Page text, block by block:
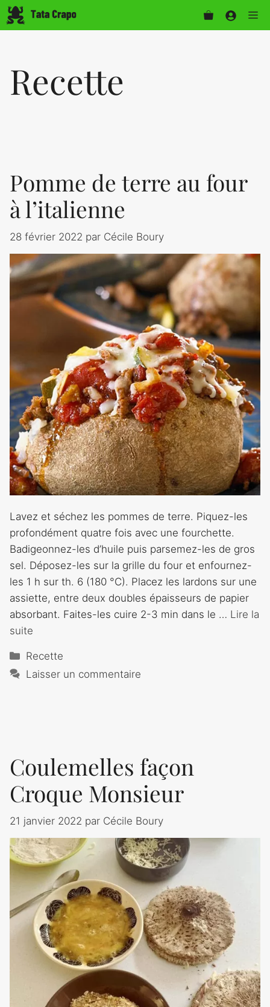
Aller
au
Recette
Pomme de terre au four
à l’italienne
28 février 2022 par Cécile Boury
Lavez et séchez les pommes de terre. Piquez-les
profondément quatre fois avec une fourchette.
Badigeonnez-les d’huile puis parsemez-les de gros
sel. Déposez-les sur la grille du four et enfournez-
les 1 h sur th. 6 (180 ­°C). Placez les lardons sur une
assiette, entre deux doubles épaisseurs de papier
absorbant. Faites-les cuire 2-3 min dans le … Lire la
suite
Catégories
Recette
Laisser un commentaire
Coulemelles façon
Croque Monsieur
21 janvier 2022 par Cécile Boury